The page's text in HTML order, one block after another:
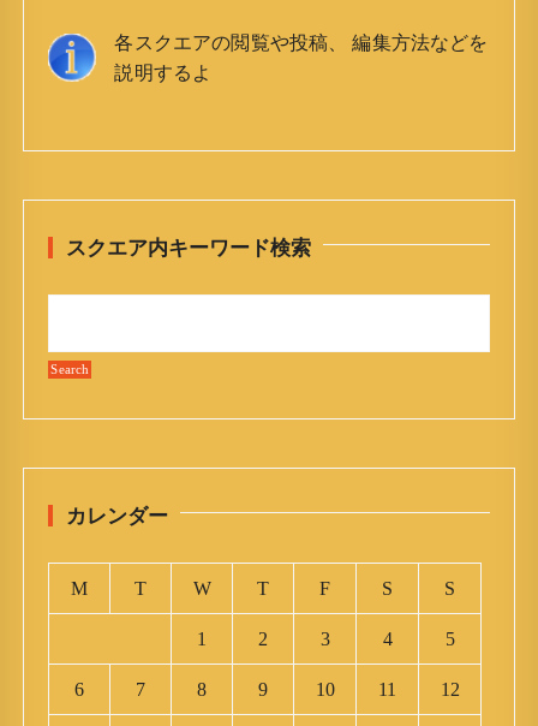
各スクエアの閲覧や投稿、 編集方法などを
説明するよ
スクエア内キーワード検索
カレンダー
M T W T F S S
1 2 3 4 5
6 7 8 9 10 11 12